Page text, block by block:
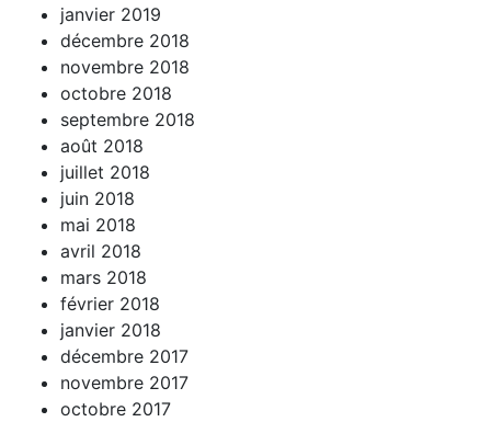
janvier 2019
décembre 2018
novembre 2018
octobre 2018
septembre 2018
août 2018
juillet 2018
juin 2018
mai 2018
avril 2018
mars 2018
février 2018
janvier 2018
décembre 2017
novembre 2017
octobre 2017